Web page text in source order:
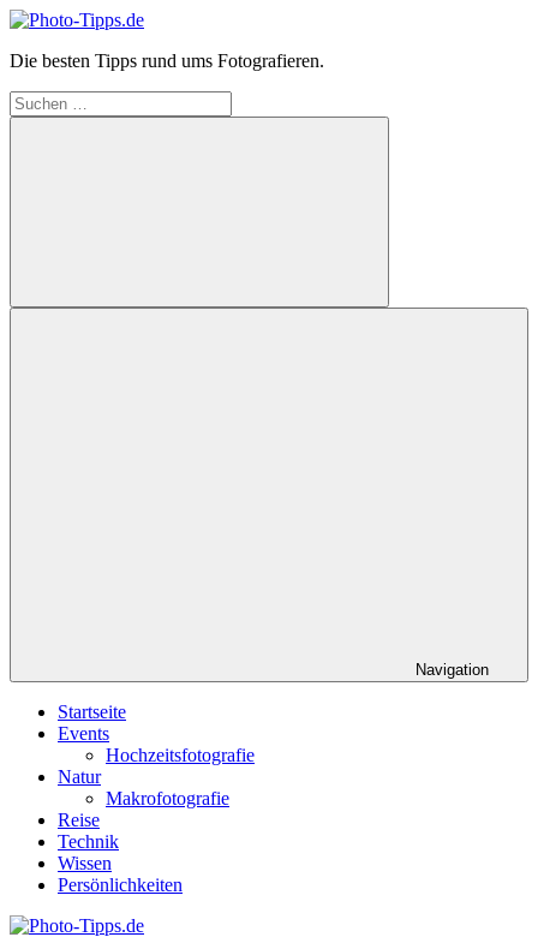
Zum
springen
Photo-
Die besten Tipps rund ums Fotografieren.
Suchen
nach:
Suchen
Navigation
Startseite
Events
Hochzeitsfotografie
Natur
Makrofotografie
Reise
Technik
Wissen
Persönlichkeiten